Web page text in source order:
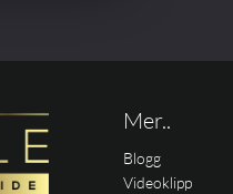
Mer..
Blogg
Videoklipp